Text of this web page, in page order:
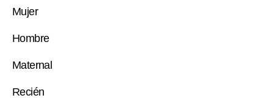
Mujer
Hombre
Maternal
Recién